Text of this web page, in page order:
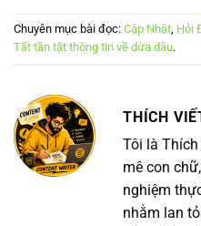
Chuyên mục bài đọc: Cập Nhật, Hỏi
Tất tần tật thông tin về dừa dâu.
THÍCH
Tôi là
mê con
nghiệm
nhằm lan